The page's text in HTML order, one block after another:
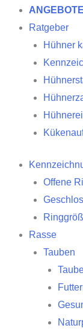
ANGEBOTE
Ratgeber
Hühner
Offene
Rasse
Tauben